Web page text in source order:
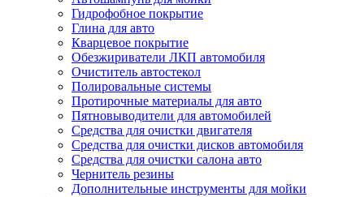
Гидрофобное покрытие
Глина для авто
Кварцевое покрытие
Обезжириватели ЛКП автомобиля
Очиститель автостекол
Полировальные системы
Протирочные материалы для авто
Пятновыводители для автомобилей
Средства для очистки двигателя
Средства для очистки дисков автомобиля
Средства для очистки салона авто
Чернитель резины
Дополнительные инструменты для мойки